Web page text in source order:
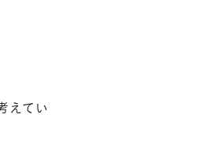
えてい